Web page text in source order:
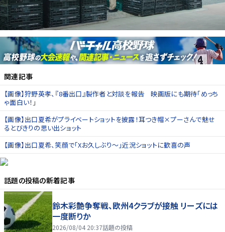
関連記事
【画像】狩野英孝、『8番出口』製作者と対談を報告 映画版にも期待「めっち
ゃ面白い！」
【画像】出口夏希がプライベートショットを披露！耳つき帽×プーさんで魅せ
るとびきりの思い出ショット
【画像】出口夏希、笑顔で「Xお久しぶり〜」近況ショットに歓喜の声
話題の投稿の新着記事
鈴木彩艶争奪戦、欧州4クラブが接触 リーズには
一度断りか
2026/08/04 20:37話題の投稿